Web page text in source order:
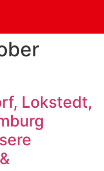
Lokstedt,